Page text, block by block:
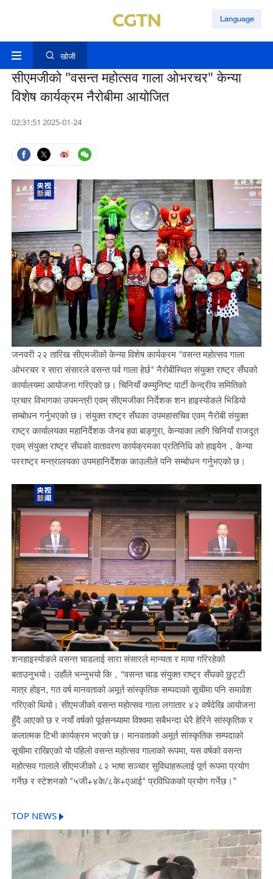
Language
खोजी
सीएमजीको "वसन्त महोत्सव गाला ओभरचर" केन्या
विशेष कार्यक्रम नैरोबीमा आयोजित
02:31:51 2025-01-24
जनवरी २२ तारिख सीएमजीको केन्या विशेष कार्यक्रम "वसन्त महोत्सव गाला
ओभरचर र सारा संसारले वसन्त पर्व गाला हेर्छ" नैरोबीस्थित संयुक्त राष्ट्र सँघको
कार्यालयमा आयोजना गरिएको छ। चिनियाँ कम्युनिष्ट पार्टी केन्द्रीय समितिको
प्रचार विभागका उपमन्त्री एवम् सीएमजीका निर्देशक शन हाइस्योङले भिडियो
सम्बोधन गर्नुभएको छ। संयुक्त राष्ट्र सँघका उपमहासचिव एवम् नैरोबी संयुक्त
राष्ट्र कार्यालयका महानिर्देशक जैनब हवा बाङ्गुरा,केन्याका लागि चिनियाँ राजदूत
एवम् संयुक्त राष्ट्र सँघको वातावरण कार्यक्रमका प्रतिनिधि को हाइयेन，केन्या
परराष्ट्र मन्त्रालयका उपमहानिर्देशक काउलीले पनि सम्बोधन गर्नुभएको छ।
शनहाइस्योङले वसन्त चाडलाई सारा संसारले मान्यता र माया गरिरहेको
बताउनुभयो। उहाँले भन्नुभयो कि， “वसन्त चाड संयुक्त राष्ट्र सँघको छुट्टी
मात्र होइन,गत वर्ष मानवताको अमूर्त सांस्कृतिक सम्पदाको सूचीमा पनि समावेश
गरिएको थियो। सीएमजीको वसन्त महोत्सव गाला लगातार ४२ वर्षदेखि आयोजना
हुँदै आएको छ र नयाँ वर्षको पूर्वसन्ध्यामा विश्वमा सबैभन्दा धेरै हेरिने सांस्कृतिक र
कलात्मक टिभी कार्यक्रम भएको छ। मानवताको अमूर्त सांस्कृतिक सम्पदाको
सूचीमा राखिएको यो पहिलो वसन्त महोत्सव गालाको रूपमा,यस वर्षको वसन्त
महोत्सव गालाले सीएमजीको ८२ भाषा सञ्चार सुविधाहरूलाई पूर्ण रूपमा प्रयोग
गर्नेछ र स्टेशनको "५जी+४के/८के+एआई"प्रविधिकको प्रयोग गर्नेछ। ”
TOP NEWS